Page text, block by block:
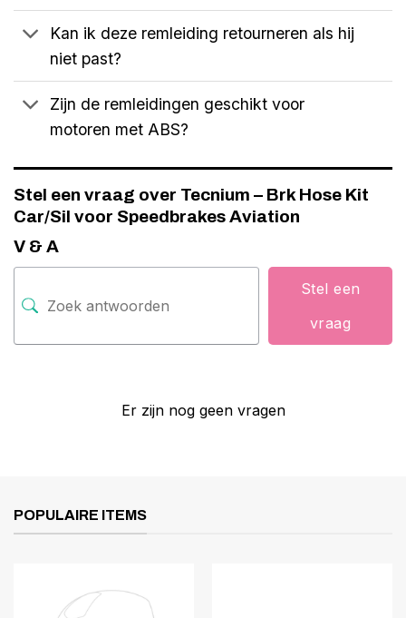
Kan ik deze remleiding retourneren als hij
niet past?
Zijn de remleidingen geschikt voor
motoren met ABS?
Stel een vraag over Tecnium – Brk Hose Kit
Car/Sil voor Speedbrakes Aviation
V & A
Stel een
vraag
Er zijn nog geen vragen
POPULAIRE ITEMS